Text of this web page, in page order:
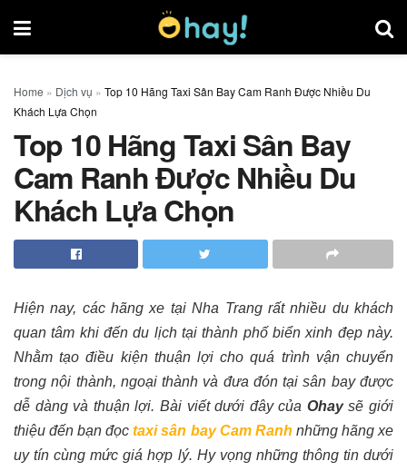
Home » Dịch vụ » Top 10 Hãng Taxi Sân Bay Cam Ranh Được Nhiều Du
Khách Lựa Chọn
Top 10 Hãng Taxi Sân Bay
Cam Ranh Được Nhiều Du
Khách Lựa Chọn
Hiện nay, các hãng xe tại Nha Trang rất nhiều du khách
quan tâm khi đến du lịch tại thành phố biển xinh đẹp này.
Nhằm tạo điều kiện thuận lợi cho quá trình vận chuyển
trong nội thành, ngoại thành và đưa đón tại sân bay được
dễ dàng và thuận lợi. Bài viết dưới đây của Ohaysẽ giới
thiệu đến bạn đọctaxi sân bay Cam Ranh những hãng xe
uy tín cùng mức giá hợp lý. Hy vọng những thông tin dưới